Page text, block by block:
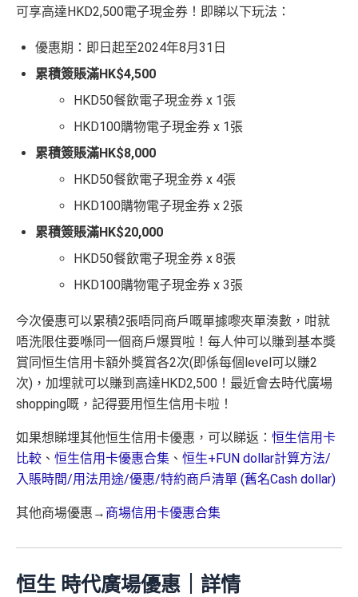
可享高達HKD2,500電子現金券！即睇以下玩法：
優惠期：即日起至2024年8月31日
累積簽賬滿HK$4,500
HKD50餐飲電子現金券 x 1張
HKD100購物電子現金券 x 1張
累積簽賬滿HK$8,000
HKD50餐飲電子現金券 x 4張
HKD100購物電子現金券 x 2張
累積簽賬滿HK$20,000
HKD50餐飲電子現金券 x 8張
HKD100購物電子現金券 x 3張
今次優惠可以累積2張唔同商戶嘅單據嚟夾單湊數，咁就
唔洗限住要喺同一個商戶爆買啦！每人仲可以賺到基本獎
賞同恒生信用卡額外獎賞各2次(即係每個level可以賺2
次)，加埋就可以賺到高達HKD2,500！最近會去時代廣場
shopping嘅，記得要用恒生信用卡啦！
如果想睇埋其他恒生信用卡優惠，可以睇返： 恒生信用卡
比較 、 恒生信用卡優惠合集 、 恒生+FUN dollar計算方法/
入賬時間/用法用途/優惠/特約商戶清單 (舊名Cash dollar)
其他商場優惠→ 商場信用卡優惠合集
恒生 時代廣場優惠｜詳情